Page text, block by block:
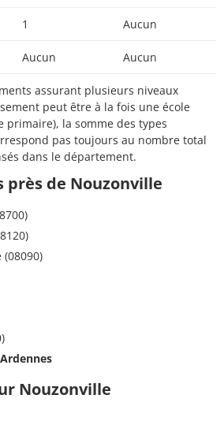
1 Aucun
Aucun Aucun
assurant plusieurs niveaux
peut être à la fois une école
primaire), la somme des types
pas toujours au nombre total
dans le département.
près de Nouzonville
Nouzonville